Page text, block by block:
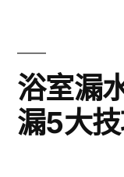
防
水
工
浴室漏
漏5大